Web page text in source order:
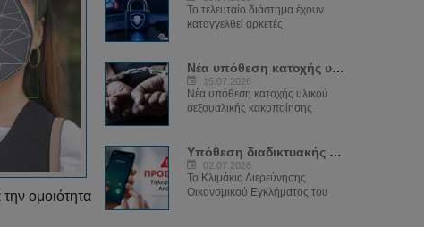
ομοιότητα
Το τελευταίο διάστημα έχουν
καταγγελθεί αρκετές
Νέα υπόθεση κατοχής υλικού παιδικής...
15.07.2026
Νέα υπόθεση κατοχής υλικού
σεξουαλικής κακοποίησης
Υπόθεση διαδικτυακής απάτης και...
02.07.2026
Το Κλιμάκιο Διερεύνησης
Οικονομικού Εγκλήματος του